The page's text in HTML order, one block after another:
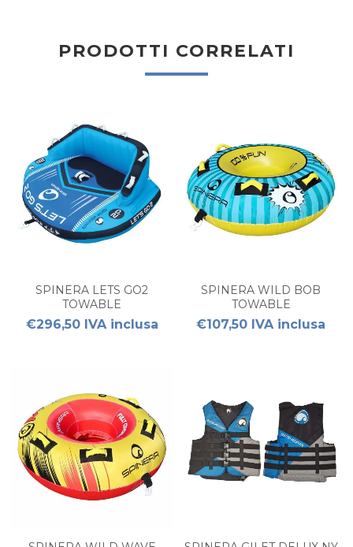
PRODOTTI CORRELATI
SPINERA LETS GO2
TOWABLE
€296,50 IVA inclusa
SPINERA WILD BOB
TOWABLE
€107,50 IVA inclusa